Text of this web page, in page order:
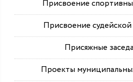
Присвоение
Присвоение
Присяжные
Проекты